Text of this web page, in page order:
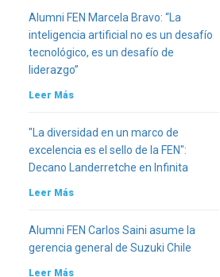
Alumni FEN Marcela Bravo: “La
inteligencia artificial no es un desafío
tecnológico, es un desafío de
liderazgo”
Leer Más
"La diversidad en un marco de
excelencia es el sello de la FEN":
Decano Landerretche en Infinita
Leer Más
Alumni FEN Carlos Saini asume la
gerencia general de Suzuki Chile
Leer Más